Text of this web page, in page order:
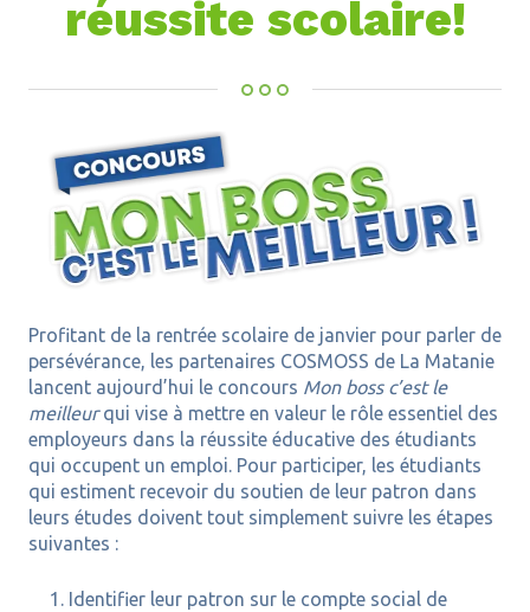
réussite scolaire!
Profitant de la rentrée scolaire de janvier pour parler de
persévérance, les partenaires COSMOSS de La Matanie
lancent aujourd’hui le concours Mon boss c’est le
meilleurqui vise à mettre en valeur le rôle essentiel des
employeurs dans la réussite éducative des étudiants
qui occupent un emploi. Pour participer, les étudiants
qui estiment recevoir du soutien de leur patron dans
leurs études doivent tout simplement suivre les étapes
suivantes :
Identifier leur patron sur le compte social de